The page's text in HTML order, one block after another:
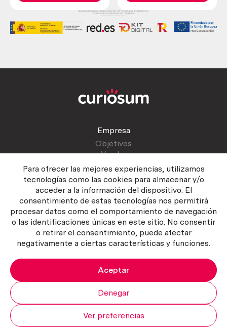
Para ofrecer las mejores experiencias, utilizamos
tecnologías como las cookies para almacenar y/o
acceder a la información del dispositivo. El
consentimiento de estas tecnologías nos permitirá
procesar datos como el comportamiento de navegación
o las identificaciones únicas en este sitio. No consentir
o retirar el consentimiento, puede afectar
negativamente a ciertas características y funciones.
Aceptar
Denegar
Ver preferencias
Empresa
Objetivos
Vender
Atención al cliente
Contactar
Manual del vendedor
Política del servicio
Política de Cookies
Copyright ©2026 Curiosum S.L. Todos los derechos reservados.